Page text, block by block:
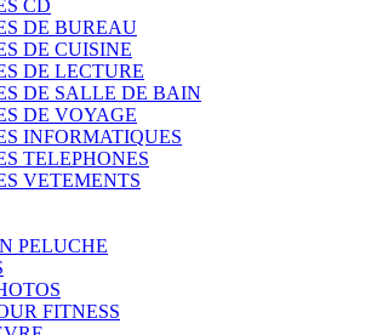
CD
DE BUREAU
DE CUISINE
DE LECTURE
DE SALLE DE BAIN
DE VOYAGE
INFORMATIQUES
TELEPHONES
VETEMENTS
PELUCHE
FITNESS